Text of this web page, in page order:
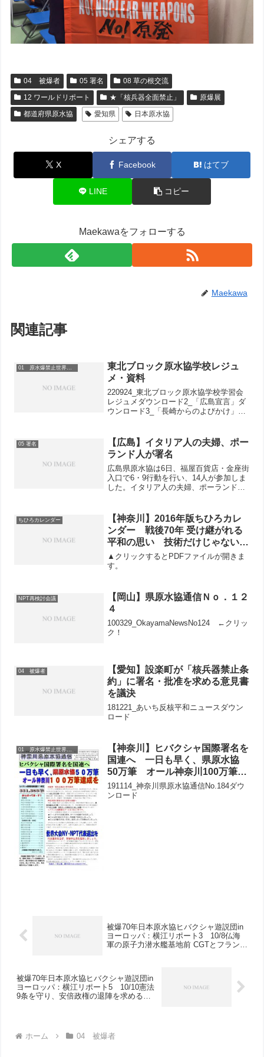
04 被爆者 05 署名
08 草の根交流
12 ワールドリポート
★「核兵器全面禁止」
原爆展
都道府県原水協
愛知県 日本原水協
シェアする
X Facebook はてブ
LINE コピー
Maekawaをフォローする
Maekawa
関連記事
01 原水爆禁止世界大会
東北ブロック原水協学校レジュ
メ・資料
220924_東北ブロック原水協学校学習会
レジュメダウンロード2_「広島宣言」ダ
ウンロード3_「長崎からのよびかけ」ダ
水協常任理事会＿高草木代表理事の発言
ダウン...
05 署名
【広島】イタリア人の夫婦、ポー
ランド人が署名
広島県原水協は6日、福屋百貨店・金座街
入口で6・9行動を行い、14人が参加しま
した。イタリア人の夫婦、ポーランド人
協、安佐北区原水協、呉、尾道も6・9行
動を行い、佐伯...
ちひろカレンダー
【神奈川】2016年版ちひろカレ
ンダー 戦後70年 受け継がれる
平和の思い 技術だけじゃない愛
を感じる（歌人 俵 万智）
▲クリックするとPDFファイルが開きま
す。
NPT再検討会議
【岡山】県原水協通信Ｎｏ．１２
４
100329_OkayamaNewsNo124 ←クリッ
ク！
04 被爆者
【愛知】設楽町が「核兵器禁止条
約」に署名・批准を求める意見書
を議決
181221_あいち反核平和ニュースダウン
ロード
01 原水爆禁止世界大会
【神奈川】ヒバクシャ国際署名を
国連へ 一日も早く、県原水協
50万筆 オール神奈川100万筆達
成を
191114_神奈川県原水協通信No.184ダウ
ンロード
被爆70年日本原水協ヒバクシャ遊説団in
ヨーロッパ：横江リポート3 10/8仏海
軍の原子力潜水艦基地前 CGTとフランス
被爆70年日本原水協ヒバクシャ遊説団in
ヨーロッパ：横江リポート5 10/10憲法
9条を守り、安倍政権の退陣を求める集
ホーム 04 被爆者